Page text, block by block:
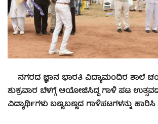
ನಗರದ ಜ್ಞಾನ ಭಾರತಿ ವಿದ್ಯಾಮಂದಿರ ಶಾಲೆ
ಶುಕ್ರವಾರ ಬೆಳಗ್ಗೆ ಆಯೋಜಿಸಿದ್ದ ಗಾಳಿ ಪಟ
ವಿದ್ಯಾರ್ಥಿಗಳು ಬಣ್ಣ,ಬಣ್ಣದ ಗಾಳಿಪಟಗಳನ್ನು ಹಾರಿಸಿ